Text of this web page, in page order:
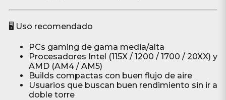
🖥️ Uso recomendado
PCs gaming de gama media/alta
Procesadores Intel (115X / 1200 / 1700 / 20XX) y
AMD (AM4 / AM5)
Builds compactas con buen flujo de aire
Usuarios que buscan buen rendimiento sin ir a
doble torre